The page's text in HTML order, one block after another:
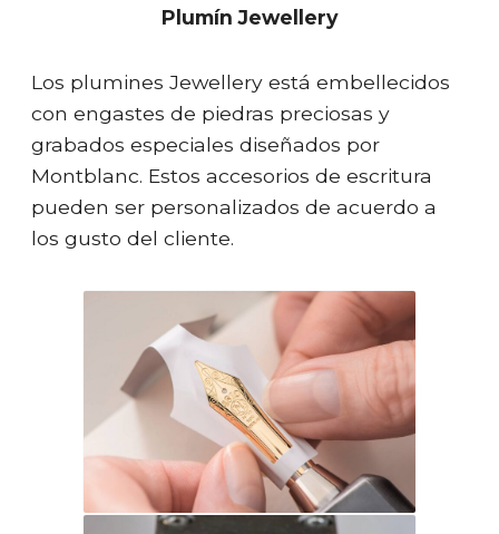
Plumín Jewellery
Los plumines Jewellery está embellecidos
con engastes de piedras preciosas y
grabados especiales diseñados por
Montblanc. Estos accesorios de escritura
pueden ser personalizados de acuerdo a
los gusto del cliente.